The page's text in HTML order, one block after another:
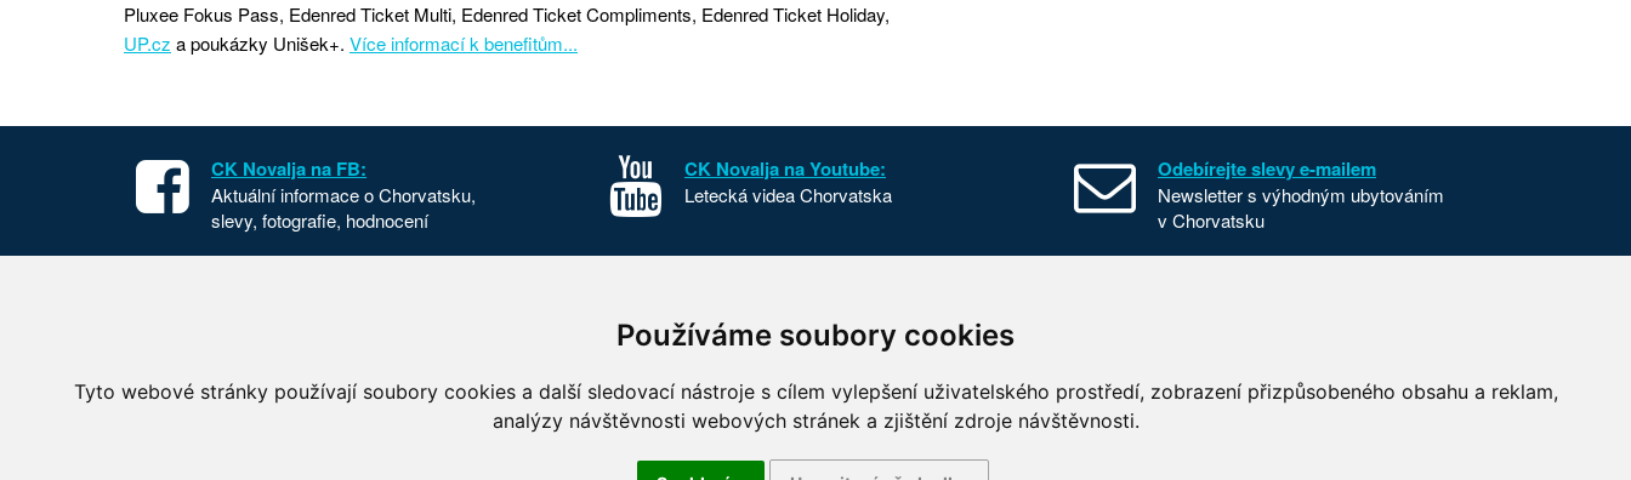
Používáme soubory cookies
Tyto webové stránky používají soubory cookies a další sledovací nástroje s cílem vylepšení uživatelského prostředí, zobrazení přizpůsobeného obsahu a reklam,
analýzy návštěvnosti webových stránek a zjištění zdroje návštěvnosti.
Pluxee Fokus Pass, Edenred Ticket Multi, Edenred Ticket Compliments, Edenred Ticket Holiday,
UP.cz a poukázky Unišek+. Více informací k benefitům...
CK Novalja na FB:
Aktuální informace o Chorvatsku,
slevy, fotografie, hodnocení
CK Novalja na Youtube:
Letecká videa Chorvatska
Odebírejte slevy e-mailem
Newsletter s výhodným ubytováním
v Chorvatsku
Ubytování Chorvatsko
Cesta do Chorvatska
Národní parky Chorvatska
Letecké fotografie Chorvatska
O nás
FKSP
Benefity
Používání cookies